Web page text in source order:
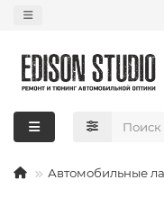
Автомобильные